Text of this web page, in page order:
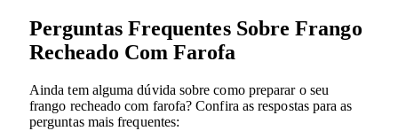
Perguntas Frequentes Sobre Frango
Recheado Com Farofa
Ainda tem alguma dúvida sobre como preparar o seu
frango recheado com farofa? Confira as respostas para as
perguntas mais frequentes: